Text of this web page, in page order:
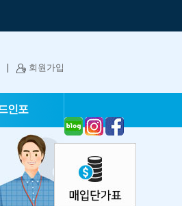
회원가입
인포